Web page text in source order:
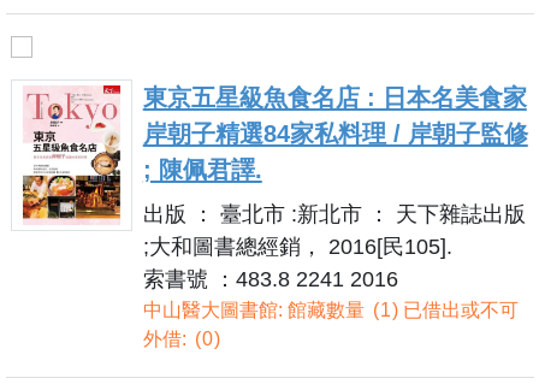
東京五星級魚食名店 : 日本名美食家
岸朝子精選84家私料理 / 岸朝子監修
; 陳佩君譯.
出版 ： 臺北市 :新北市 ： 天下雜誌出版
;大和圖書總經銷， 2016[民105].
索書號 ：483.8 2241 2016
中山醫大圖書館: 館藏數量 1 已借出或不可
外借:
0